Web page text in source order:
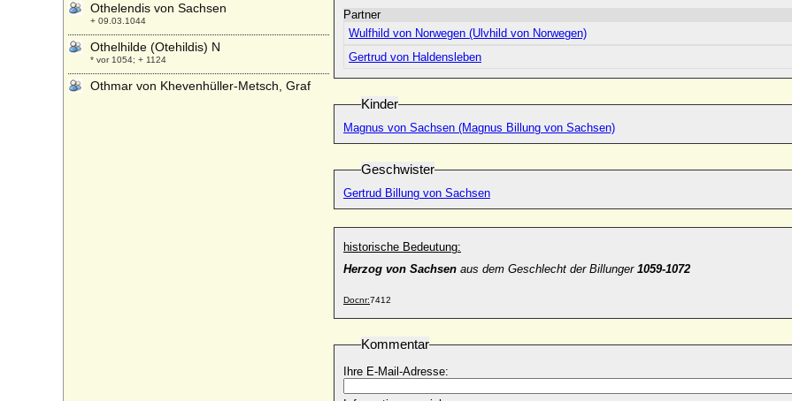
Partner
Wulfhild von Norwegen (Ulvhild von Norwegen)
Gertrud von Haldensleben
Kinder
Magnus von Sachsen (Magnus Billung von Sachsen)
Geschwister
Gertrud Billung von Sachsen
historische Bedeutung:
Herzog von Sachsen aus dem Geschlecht der Billunger 1059-1072
Docnr:7412
Kommentar
Ihre E-Mail-Adresse:
Othelendis von Sachsen
+ 09.03.1044
Othelhilde (Otehildis) N
* vor 1054; + 1124
Othmar von Khevenhüller-Metsch, Graf